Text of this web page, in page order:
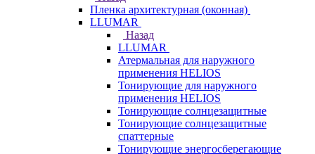
Пленка архитектурная (оконная)
LLUMAR
Назад
LLUMAR
Атермальная для наружного
применения HELIOS
Тонирующие для наружного
применения HELIOS
Тонирующие солнцезащитные
Тонирующие солнцезащитные
спаттерные
Тонирующие энергосберегающие